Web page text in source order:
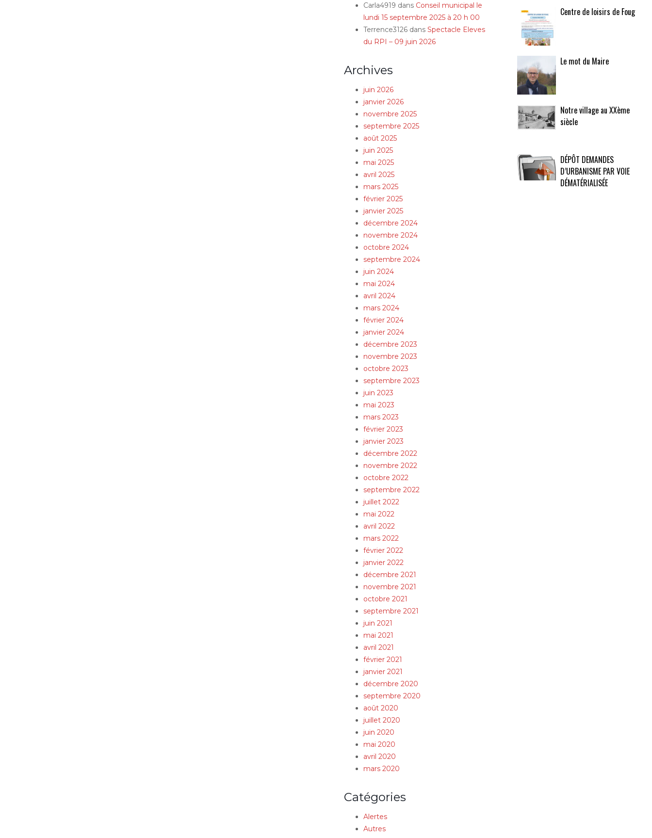
Carla4919 dans Conseil municipal le
lundi 15 septembre 2025 à 20 h 00
Terrence3126 dansSpectacle Eleves
du RPI – 09 juin 2026
Archives
juin 2026
janvier 2026
novembre 2025
septembre 2025
août 2025
juin 2025
mai 2025
avril 2025
mars 2025
février 2025
janvier 2025
décembre 2024
novembre 2024
octobre 2024
septembre 2024
juin 2024
mai 2024
avril 2024
mars 2024
février 2024
janvier 2024
décembre 2023
novembre 2023
octobre 2023
septembre 2023
juin 2023
mai 2023
mars 2023
février 2023
janvier 2023
décembre 2022
novembre 2022
octobre 2022
septembre 2022
juillet 2022
mai 2022
avril 2022
mars 2022
février 2022
janvier 2022
décembre 2021
novembre 2021
octobre 2021
septembre 2021
juin 2021
mai 2021
avril 2021
février 2021
janvier 2021
décembre 2020
septembre 2020
août 2020
juillet 2020
juin 2020
mai 2020
avril 2020
mars 2020
Catégories
Alertes
Autres
Centre de loisirs de Foug
Le mot du Maire
Notre village au XXème
siècle
DÉPÔT DEMANDES
D’URBANISME PAR VOIE
DÉMATÉRIALISÉE